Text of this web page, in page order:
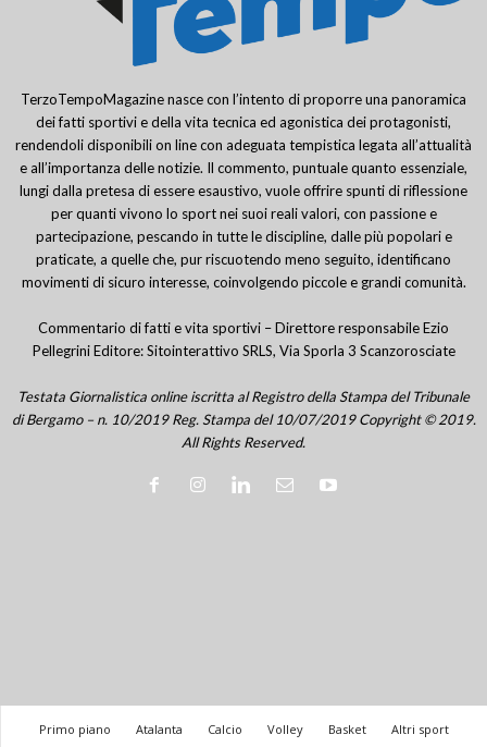
TerzoTempoMagazine nasce con l’intento di proporre una panoramica
dei fatti sportivi e della vita tecnica ed agonistica dei protagonisti,
rendendoli disponibili on line con adeguata tempistica legata all’attualità
e all’importanza delle notizie. Il commento, puntuale quanto essenziale,
lungi dalla pretesa di essere esaustivo, vuole offrire spunti di riflessione
per quanti vivono lo sport nei suoi reali valori, con passione e
partecipazione, pescando in tutte le discipline, dalle più popolari e
praticate, a quelle che, pur riscuotendo meno seguito, identificano
movimenti di sicuro interesse, coinvolgendo piccole e grandi comunità.
Commentario di fatti e vita sportivi – Direttore responsabile Ezio
Pellegrini Editore: Sitointerattivo SRLS, Via Sporla 3 Scanzorosciate
Testata Giornalistica online iscritta al Registro della Stampa del Tribunale
di Bergamo – n. 10/2019 Reg. Stampa del 10/07/2019 Copyright © 2019.
All Rights Reserved.
Primo piano Atalanta Calcio Volley Basket
Altri sport